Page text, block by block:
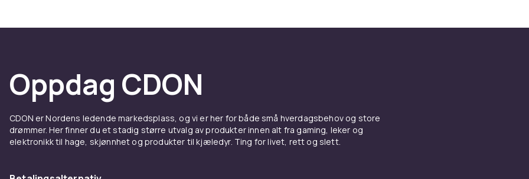
Oppdag CDON
CDON er Nordens ledende markedsplass, og vi er her for både små hverdagsbehov og store
drømmer. Her finner du et stadig større utvalg av produkter innen alt fra gaming, leker og
elektronikk til hage, skjønnhet og produkter til kjæledyr. Ting for livet, rett og slett.